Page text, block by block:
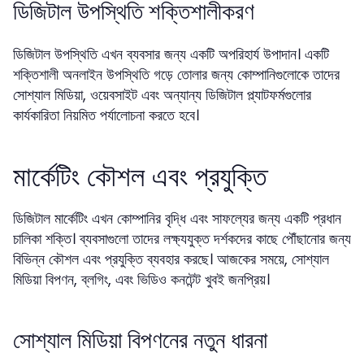
ডিজিটাল উপস্থিতি শক্তিশালীকরণ
ডিজিটাল উপস্থিতি এখন ব্যবসার জন্য একটি অপরিহার্য উপাদান। একটি
শক্তিশালী অনলাইন উপস্থিতি গড়ে তোলার জন্য কোম্পানিগুলোকে তাদের
সোশ্যাল মিডিয়া, ওয়েবসাইট এবং অন্যান্য ডিজিটাল প্ল্যাটফর্মগুলোর
কার্যকারিতা নিয়মিত পর্যালোচনা করতে হবে।
মার্কেটিং কৌশল এবং প্রযুক্তি
ডিজিটাল মার্কেটিং এখন কোম্পানির বৃদ্ধি এবং সাফল্যের জন্য একটি প্রধান
চালিকা শক্তি। ব্যবসাগুলো তাদের লক্ষ্যযুক্ত দর্শকদের কাছে পৌঁছানোর জন্য
বিভিন্ন কৌশল এবং প্রযুক্তি ব্যবহার করছে। আজকের সময়ে, সোশ্যাল
মিডিয়া বিপণন, ব্লগিং, এবং ভিডিও কনটেন্ট খুবই জনপ্রিয়।
সোশ্যাল মিডিয়া বিপণনের নতুন ধারনা